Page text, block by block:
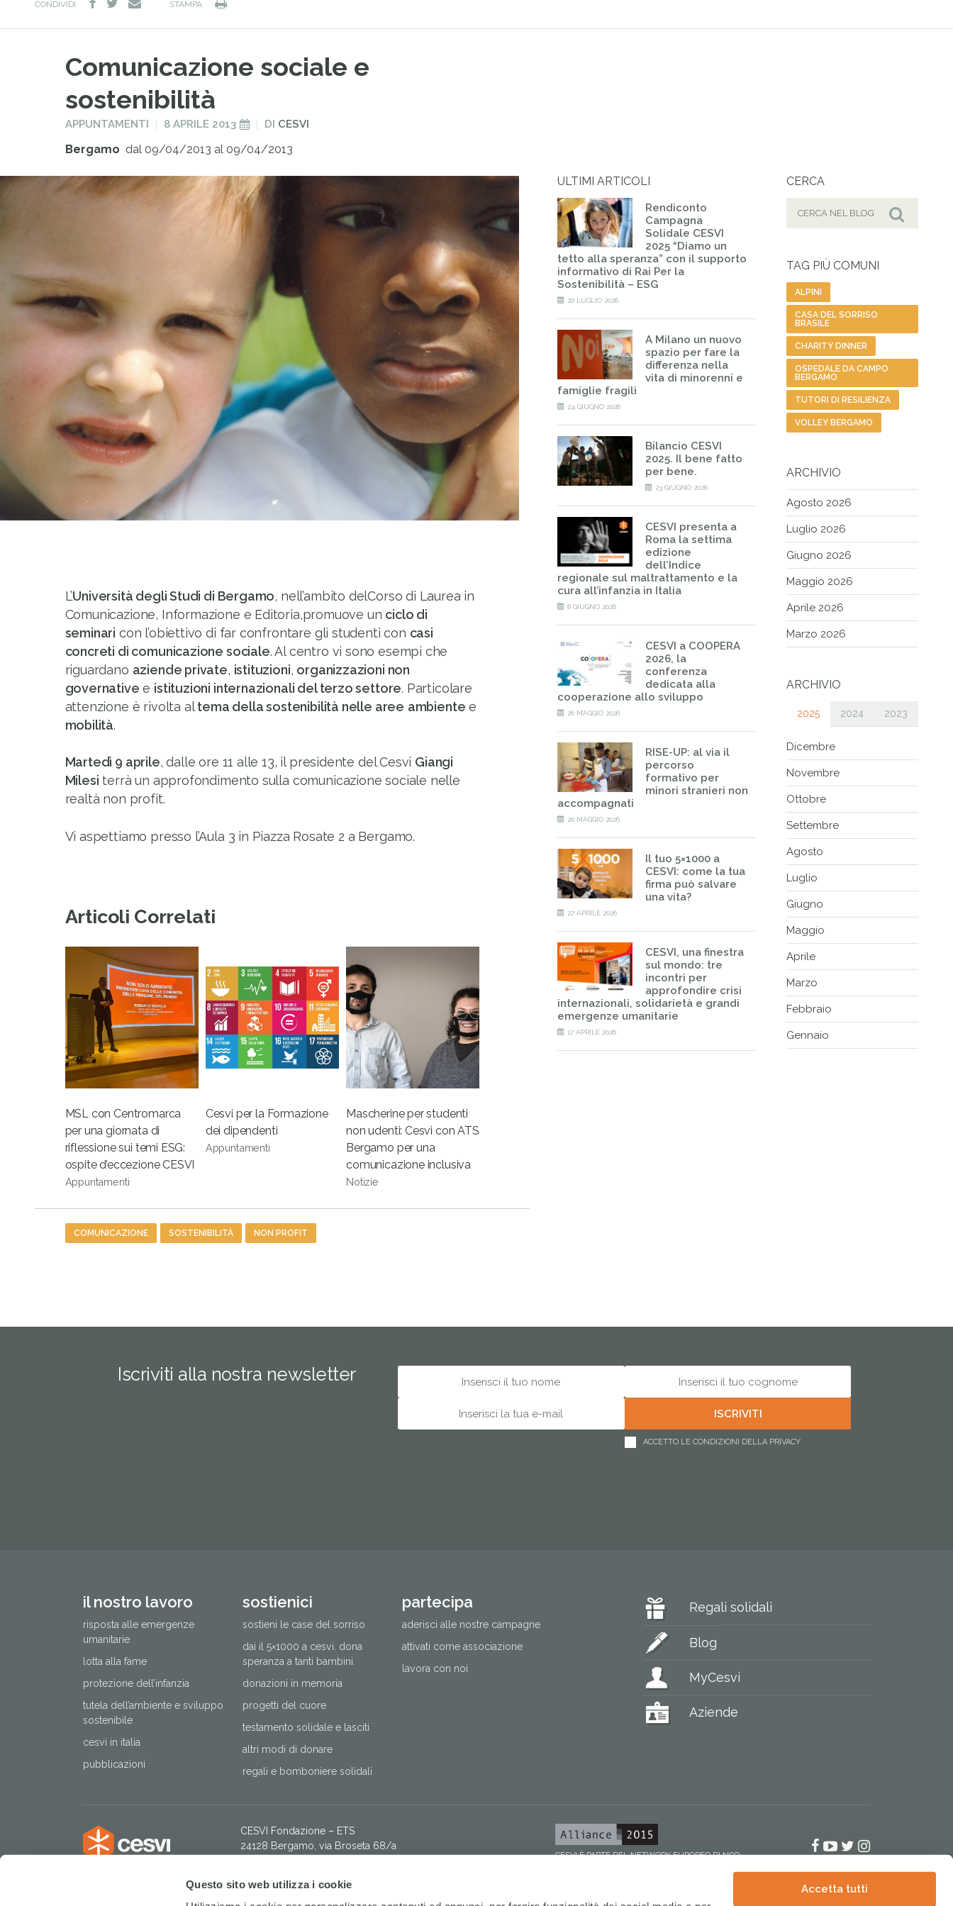
Questo sito web utilizza i cookie
Accetta tutti
CONDIVIDI
e-
STAMPA
Comunicazione sociale e
sostenibilità
PUBBLICATO
APPUNTAMENTI
PUBBLICATO
8 APRILE 2013 DI CESVI
Bergamo dal 09/04/2013 al 09/04/2013
L’Università degli Studi di Bergamo, nell’ambito delCorso di Laurea in
Comunicazione, Informazione e Editoria,promuove un ciclo di
seminari con l’obiettivo di far confrontare gli studenti con casi
concreti di comunicazione sociale. Al centro vi sono esempi che
riguardano aziende private, istituzioni, organizzazioni non
governative e istituzioni internazionali del terzo settore. Particolare
attenzione è rivolta altema della sostenibilità nelle aree ambiente e
mobilità.
Martedì 9 aprile, dalle ore 11 alle 13, il presidente del Cesvi Giangi
Milesi terrà un approfondimento sulla comunicazione sociale nelle
realtà non profit.
Vi aspettiamo presso l’Aula 3 in Piazza Rosate 2 a Bergamo.
Articoli Correlati
MSL con Centromarca
per una giornata di
riflessione sui temi ESG:
ospite d’eccezione CESVI
Appuntamenti
Cesvi per la Formazione
dei dipendenti
Appuntamenti
Mascherine per studenti
non udenti: Cesvi con ATS
Bergamo per una
comunicazione inclusiva
Notizie
Tag
COMUNICAZIONE SOSTENIBILITÀ NON PROFIT
ULTIMI ARTICOLI
Rendiconto
Campagna
Solidale CESVI
2025 “Diamo un
tetto alla speranza” con il supporto
informativo di Rai Per la
Sostenibilità – ESG
20 LUGLIO 2026
A Milano un nuovo
spazio per fare la
differenza nella
vita di minorenni e
famiglie fragili
24 GIUGNO 2026
Bilancio CESVI
2025. Il bene fatto
per bene.
23 GIUGNO 2026
CESVI presenta a
Roma la settima
edizione
dell’Indice
regionale sul maltrattamento e la
cura all’infanzia in Italia
8 GIUGNO 2026
CESVI a COOPERA
2026, la
conferenza
dedicata alla
cooperazione allo sviluppo
26 MAGGIO 2026
RISE-UP: al via il
percorso
formativo per
minori stranieri non
accompagnati
20 MAGGIO 2026
Il tuo 5×1000 a
CESVI: come la tua
firma può salvare
una vita?
27 APRILE 2026
CESVI, una finestra
sul mondo: tre
incontri per
approfondire crisi
internazionali, solidarietà e grandi
emergenze umanitarie
17 APRILE 2026
CERCA
Cerca
TAG PIÙ COMUNI
ALPINI
CASA DEL SORRISO
BRASILE
CHARITY DINNER
OSPEDALE DA CAMPO
BERGAMO
TUTORI DI RESILIENZA
VOLLEY BERGAMO
ARCHIVIO
Agosto 2026
Luglio 2026
Giugno 2026
Maggio 2026
Aprile 2026
Marzo 2026
ARCHIVIO
2025 2024 2023
Dicembre
Novembre
Ottobre
Settembre
Agosto
Luglio
Giugno
Maggio
Aprile
Marzo
Febbraio
Gennaio
Iscriviti alla nostra newsletter
ACCETTO LE CONDIZIONI DELLA PRIVACY
il nostro lavoro
risposta alle emergenze
umanitarie
lotta alla fame
protezione dell’infanzia
tutela dell’ambiente e sviluppo
sostenibile
cesvi in italia
pubblicazioni
sostienici
sostieni le case del sorriso
dai il 5×1000 a cesvi. dona
speranza a tanti bambini.
donazioni in memoria
progetti del cuore
testamento solidale e lasciti
altri modi di donare
regali e bomboniere solidali
partecipa
aderisci alle nostre campagne
attivati come associazione
lavora con noi
Regali solidali
Blog
MyCesvi
Aziende
CESVI Fondazione – ETS
24128 Bergamo, via Broseta 68/a
IBAN: IT 49 H 03069 09606 100000000060
CESVI È PARTE DEL NETWORK EUROPEO DI NGO
Facebook
YouTube
Twitter
Instagram